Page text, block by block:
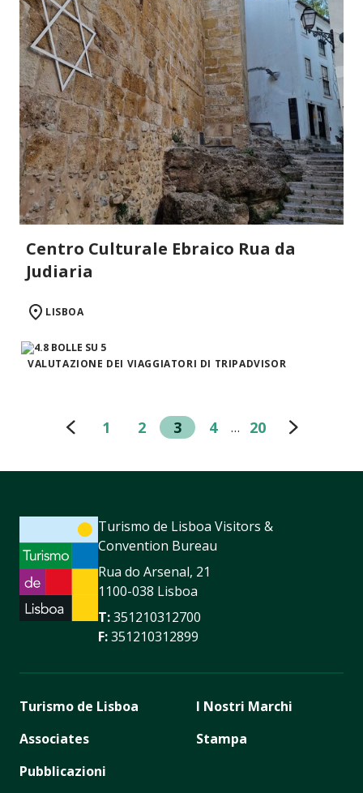
Centro Culturale Ebraico Rua da
Judiaria
LISBOA
VALUTAZIONE DEI VIAGGIATORI DI TRIPADVISOR
1 2 3 4 … 20
Turismo de Lisboa Visitors &
Convention Bureau
Rua do Arsenal, 21
1100-038 Lisboa
T:351210312700
F:351210312899
Turismo de Lisboa
Associates
Pubblicazioni
I Nostri Marchi
Stampa